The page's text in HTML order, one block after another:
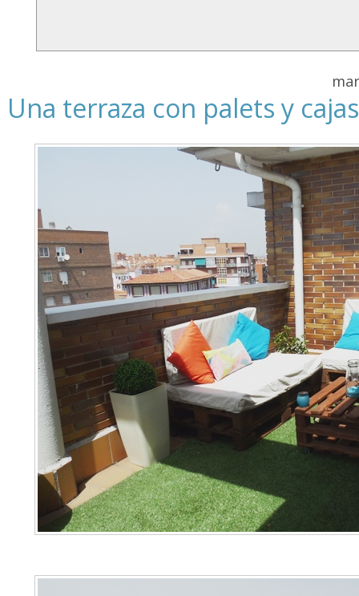
Una terraza con palets y